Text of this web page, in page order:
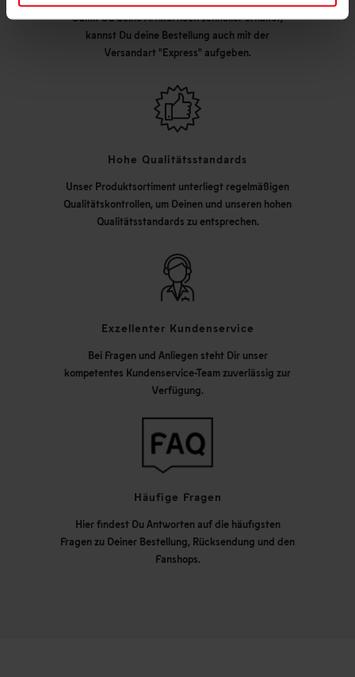
Damit Du deine Artikel noch schneller erhältst,
kannst Du deine Bestellung auch mit der
Versandart "Express" aufgeben.
Hohe Qualitätsstandards
Unser Produktsortiment unterliegt regelmäßigen
Qualitätskontrollen, um Deinen und unseren hohen
Qualitätsstandards zu entsprechen.
Exzellenter Kundenservice
Bei Fragen und Anliegen steht Dir unser
kompetentes Kundenservice-Team zuverlässig zur
Verfügung.
Häufige Fragen
Hier findest Du Antworten auf die häufigsten
Fragen zu Deiner Bestellung, Rücksendung und den
Fanshops.